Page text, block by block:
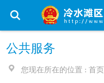
公共服务
您现在所在的位置 : 首页